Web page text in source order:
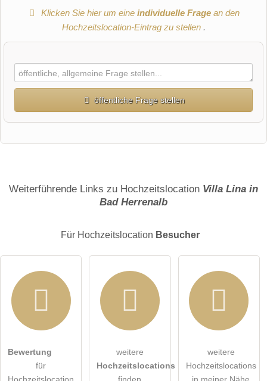
Klicken Sie hier um eineindividuelle Frage an den
Hochzeitslocation-Eintrag zu stellen .
öffentliche Frage stellen
E-Mail-Adresse (wird nicht veröffentlicht)
Die Datenschutzerklärung habe ich zur Kenntnis genommen.
Weiterführende Links zu Hochzeitslocation Villa Lina in
Bad Herrenalb
Für Hochzeitslocation Besucher
Bewertung
für
weitere
Hochzeitslocations
weitere
Hochzeitslocations